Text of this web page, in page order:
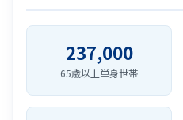
237,000
65歳以上単身世帯